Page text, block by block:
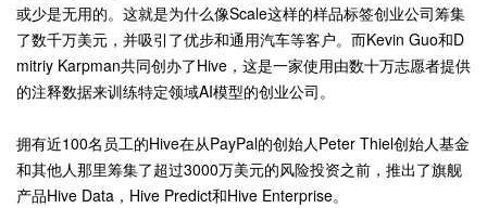
或少是无用的。这就是为什么像Scale这样的样品标签创业公司筹集
了数千万美元，并吸引了优步和通用汽车等客户。而Kevin Guo和D
mitriy Karpman共同创办了Hive，这是一家使用由数十万志愿者提供
的注释数据来训练特定领域AI模型的创业公司。
拥有近100名员工的Hive在从PayPal的创始人Peter Thiel创始人基金
和其他人那里筹集了超过3000万美元的风险投资之前，推出了旗舰
产品Hive Data，Hive Predict和Hive Enterprise。